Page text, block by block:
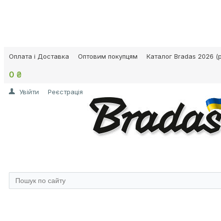
Оплата і Доставка Оптовим покупцям Каталог Bradas 2026
0 ₴
Увійти Реєстрація